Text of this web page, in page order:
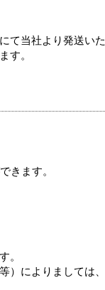
て当社より発送いた
す。
きます。
。
）によりましては